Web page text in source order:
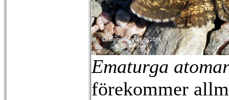
Ematurga
förekommer